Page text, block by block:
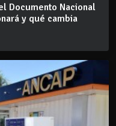
Documento Nacional
y qué cambia